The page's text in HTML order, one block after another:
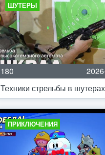
ШУТЕРЫ
180
Техники стрельбы в шутерах
ПРИКЛЮЧЕНИЯ